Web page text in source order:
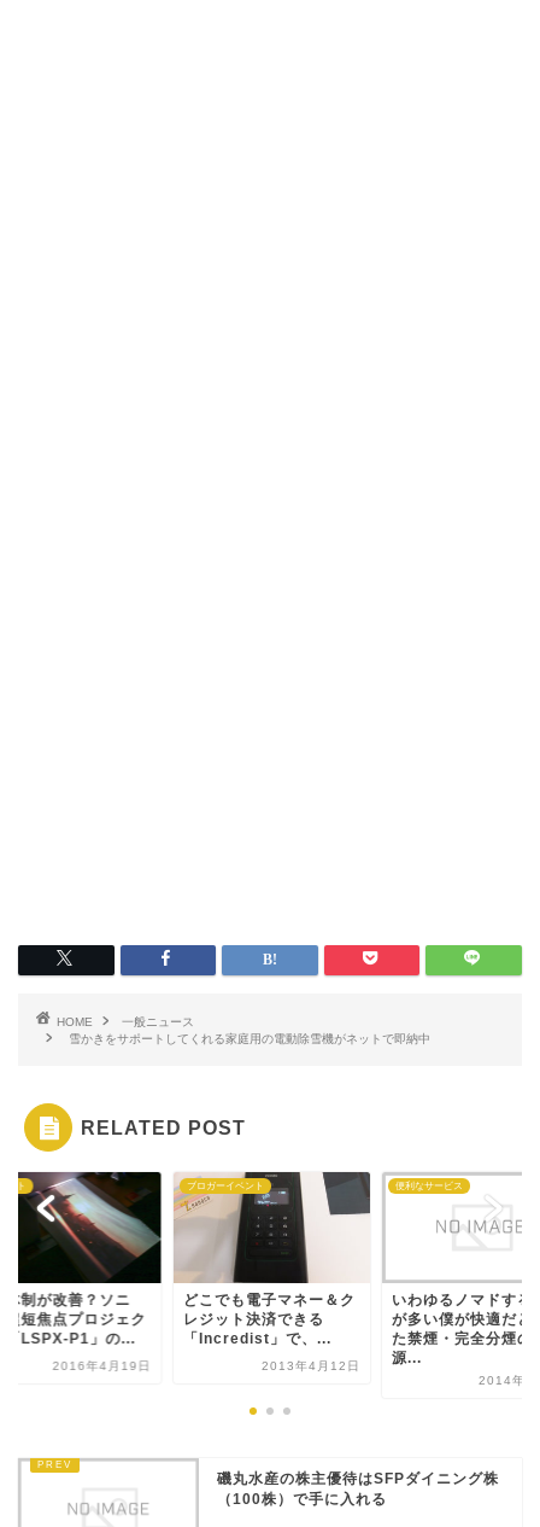
HOME
一般ニュース
雪かきをサポートしてくれる家庭用の電動除雪機がネットで即納中
RELATED POST
ット
体制が改善？ソニ
超短焦点プロジェク
「LSPX-P1」の...
2016年4月19日
ブロガーイベント
どこでも電子マネー＆ク
レジット決済できる
「Incredist」で、...
2013年4月12日
便利なサービス
いわゆるノマドする
が多い僕が快適だと
た禁煙・完全分煙の
源...
2014年6
磯丸水産の株主優待はSFPダイニング株
（100株）で手に入れる